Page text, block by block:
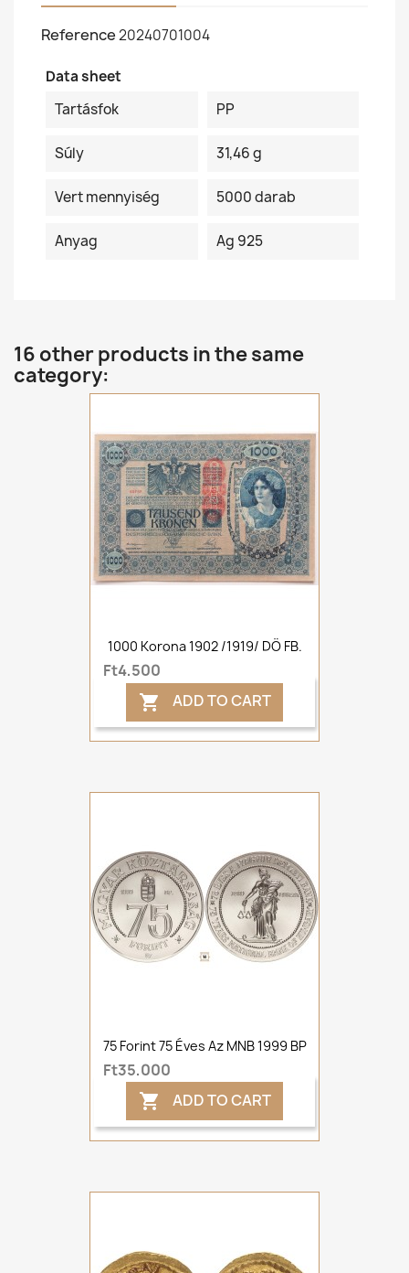
Reference20240701004
Data sheet
Tartásfok
PP
Súly 31,46 g
Vert mennyiség 5000 darab
Anyag Ag 925
16 other products in the same
category:
1000 Korona 1902 /1919/ DÖ FB.
Ft4,500
 ADD TO CART
75 Forint 75 Éves Az MNB 1999 BP
Ft35,000
 ADD TO CART